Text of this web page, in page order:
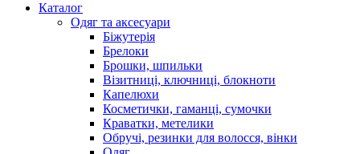
Каталог
Oдяг та аксесуари
Біжутерія
Брелоки
Брошки, шпильки
Візитниці, ключниці, блокноти
Капелюхи
Косметички, гаманці, сумочки
Краватки, метелики
Обручі, резинки для волосся, вінки